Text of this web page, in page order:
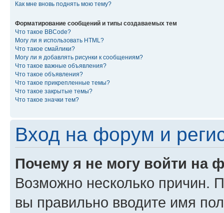
Как мне вновь поднять мою тему?
Форматирование сообщений и типы создаваемых тем
Что такое BBCode?
Могу ли я использовать HTML?
Что такое смайлики?
Могу ли я добавлять рисунки к сообщениям?
Что такое важные объявления?
Что такое объявления?
Что такое прикрепленные темы?
Что такое закрытые темы?
Что такое значки тем?
Вход на форум и
Почему я не могу войти на
Возможно несколько причин.
вы правильно вводите имя